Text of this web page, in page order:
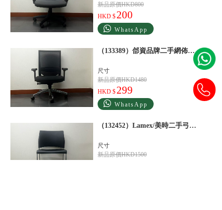
新品原價HKD800
HKD $ 200
WhatsApp
（133389）郃資品牌二手網佈轉椅辦公椅黑
尺寸
新品原價HKD1480
HKD $ 299
WhatsApp
（132452）Lamex/美時二手弓形椅辦公椅黑
尺寸
新品原價HKD1500